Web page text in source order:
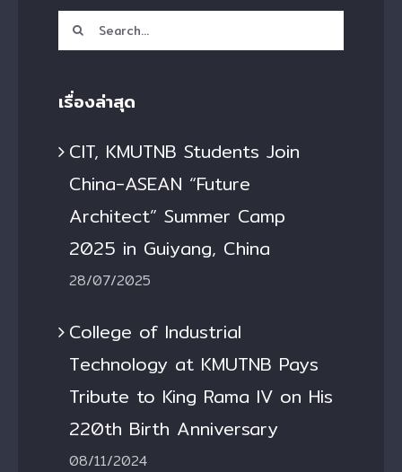
Search
for:
เรื่องล่าสุด
CIT, KMUTNB Students Join
China-ASEAN “Future
Architect” Summer Camp
2025 in Guiyang, China
28/07/2025
College of Industrial
Technology at KMUTNB Pays
Tribute to King Rama IV on His
220th Birth Anniversary
08/11/2024